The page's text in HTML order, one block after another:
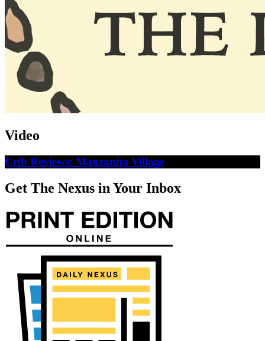
Video
Crib Reviews: Manzanita Village
Get The Nexus in Your Inbox